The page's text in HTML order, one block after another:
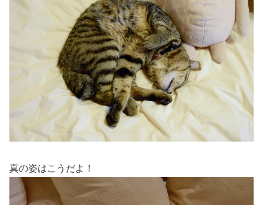
真の姿はこうだよ！